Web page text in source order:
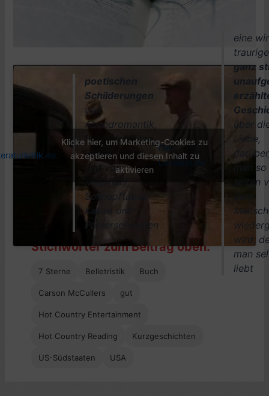
poetischen
Schilderungen
von
Abendromantik,
flirrender Hitze,
lauten Grillen
und von
Maismehl,
Schnupftabak,
Kakao und
Papierservietten
Die-
Leselust.de
eine
ganz
über
Liebe,
man so
selten
wird,
man
liebt
Klicke hier, um Marketing-Cookies zu
akzeptieren und diesen Inhalt zu
aktivieren
Stichwörter zum Beitrag oben:
7 Sterne Belletristik Buch
Carson McCullers gut
Hot Country Entertainment
Hot Country Reading Kurzgeschichten
US-Südstaaten USA